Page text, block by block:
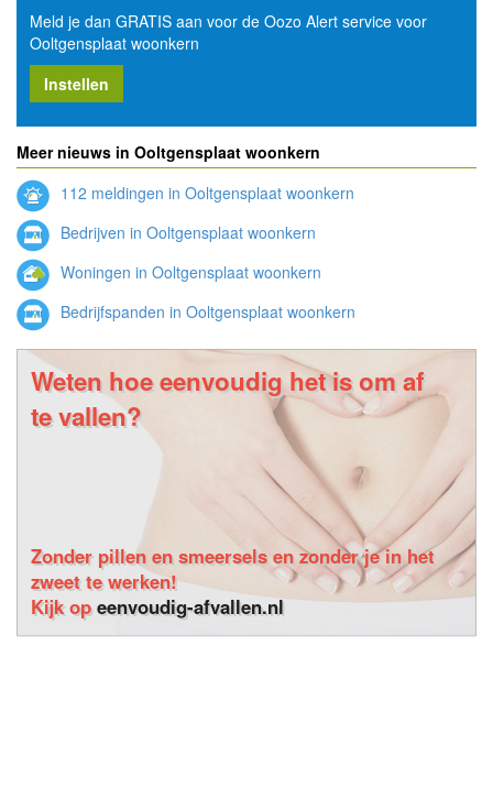
Meld je dan GRATIS aan voor de Oozo Alert service voor
Ooltgensplaat woonkern
Instellen
Meer nieuws in Ooltgensplaat woonkern
112 meldingen in Ooltgensplaat woonkern
Bedrijven in Ooltgensplaat woonkern
Woningen in Ooltgensplaat woonkern
Bedrijfspanden in Ooltgensplaat woonkern
Weten hoe eenvoudig het is om af
te vallen?
Zonder pillen en smeersels en zonder je in het
zweet te werken!
Kijk opeenvoudig-afvallen.nl